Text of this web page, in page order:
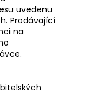
uvedenu
Prodávající
na